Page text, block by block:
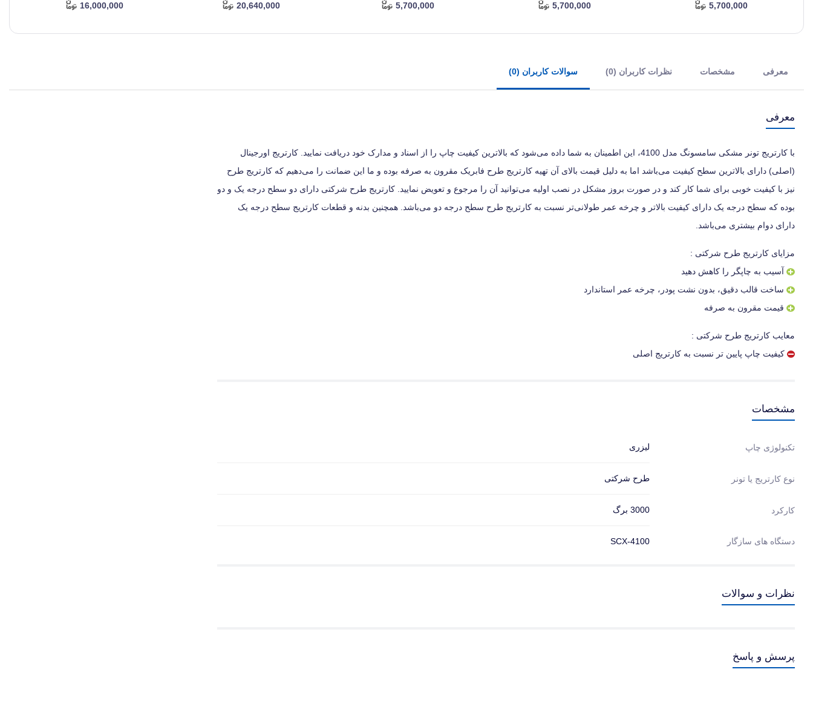
5,700,000
5,700,000
5,700,000
20,640,000
16,000,000
معرفی مشخصات نظرات کاربران (0) سوالات کاربران (0)
معرفی
با کارتریج تونر مشکی سامسونگ مدل 4100، این اطمینان به شما داده می‌شود که بالاترین کیفیت چاپ را از اسناد و مدارک خود دریافت نمایید. کارتریج اورجینال
(اصلی) دارای بالاترین سطح کیفیت می‌باشد اما به دلیل قیمت بالای آن تهیه کارتریج طرح فابریک مقرون به صرفه بوده و ما این ضمانت را می‌دهیم که کارتریج طرح
نیز با کیفیت خوبی برای شما کار کند و در صورت بروز مشکل در نصب اولیه می‌توانید آن را مرجوع و تعویض نمایید. کارتریج طرح شرکتی دارای دو سطح درجه یک و دو
بوده که سطح درجه یک دارای کیفیت بالاتر و چرخه عمر طولانی‌تر نسبت به کارتریج طرح سطح درجه دو می‌باشد. همچنین بدنه و قطعات کارتریج سطح درجه یک
دارای دوام بیشتری می‌باشد.
مزایای کارتریج طرح شرکتی :
آسیب به چاپگر را کاهش دهید
ساخت قالب دقیق، بدون نشت پودر، چرخه عمر استاندارد
قیمت مقرون به صرفه
معایب کارتریج طرح شرکتی :
کیفیت چاپ پایین تر نسبت به کارتریج اصلی
مشخصات
تکنولوژی چاپ لیزری
نوع کارتریج یا تونر طرح شرکتی
کارکرد 3000 برگ
دستگاه های سازگار SCX-4100
نظرات و سوالات
پرسش و پاسخ